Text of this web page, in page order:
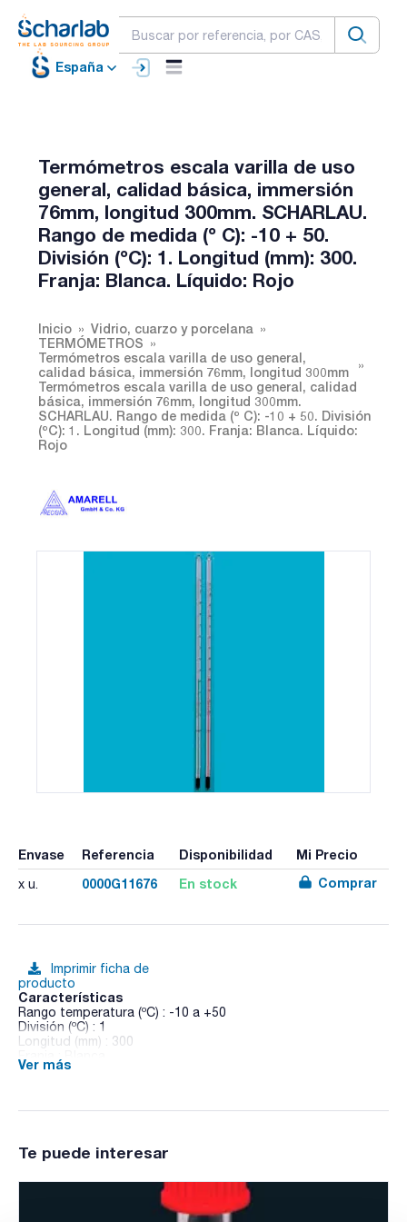
España
Termómetros escala varilla de uso
general, calidad básica, immersión
76mm, longitud 300mm. SCHARLAU.
Rango de medida (º C): -10 + 50.
División (ºC): 1. Longitud (mm): 300.
Franja: Blanca. Líquido: Rojo
Inicio
Vidrio, cuarzo y porcelana
TERMÓMETROS
Termómetros escala varilla de uso general,
calidad básica, immersión 76mm, longitud 300mm
Termómetros escala varilla de uso general, calidad
básica, immersión 76mm, longitud 300mm.
SCHARLAU. Rango de medida (º C): -10 + 50. División
(ºC): 1. Longitud (mm): 300. Franja: Blanca. Líquido:
Rojo
Envase Referencia Disponibilidad Mi Precio
x u. 0000G11676 En stock Comprar
Imprimir ficha de
producto
Características
Rango temperatura (ºC) : -10 a +50
División (ºC) : 1
Longitud (mm) : 300
Líquido : Rojo
Ver más
Te puede interesar